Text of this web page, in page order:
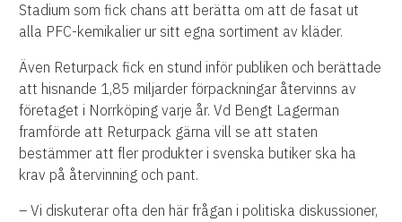
Stadium som fick chans att berätta om att de fasat ut
alla PFC-kemikalier ur sitt egna sortiment av kläder.
Även Returpack fick en stund inför publiken och berättade
att hisnande 1,85 miljarder förpackningar återvinns av
företaget i Norrköping varje år. Vd Bengt Lagerman
framförde att Returpack gärna vill se att staten
bestämmer att fler produkter i svenska butiker ska ha
krav på återvinning och pant.
– Vi diskuterar ofta den här frågan i politiska diskussioner,